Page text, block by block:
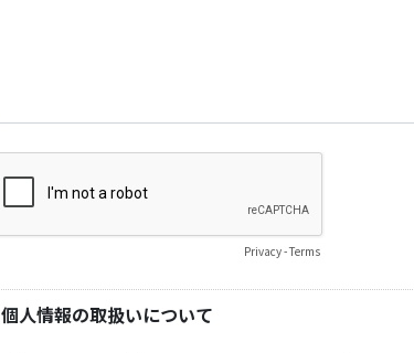
Privacy-Terms
個人情報の取扱いについて